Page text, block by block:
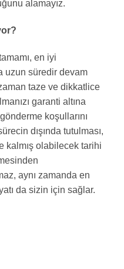
alamayız.
en iyi
uzun süredir devam
taze ve dikkatlice
garanti altına
koşullarını
dışında tutulması,
kalmış olabilecek tarihi
aynı zamanda en
da sizin için sağlar.